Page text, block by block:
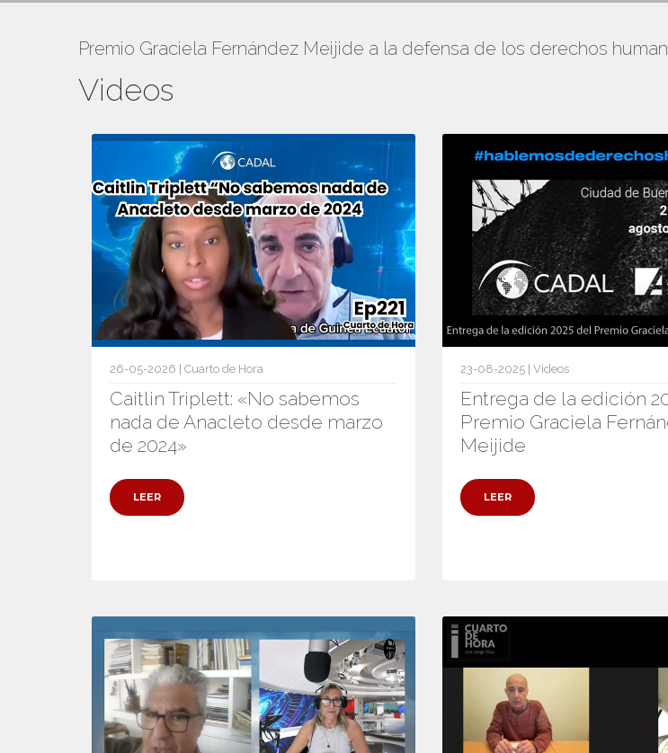
Premio Graciela Fernández Meijide a la defensa de los derechos
Videos
26-05-2026 | Cuarto de Hora
Caitlin Triplett: «No sabemos
nada de Anacleto desde marzo
de 2024»
LEER
23-08-2025 | Videos
Entrega de la edición
Premio Graciela
Meijide
LEER